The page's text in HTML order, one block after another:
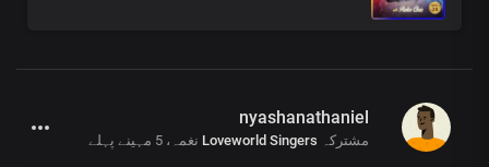
nyashanathaniel
مشترکہ Loveworld Singers نغمہ، 5 مہینے پہلے